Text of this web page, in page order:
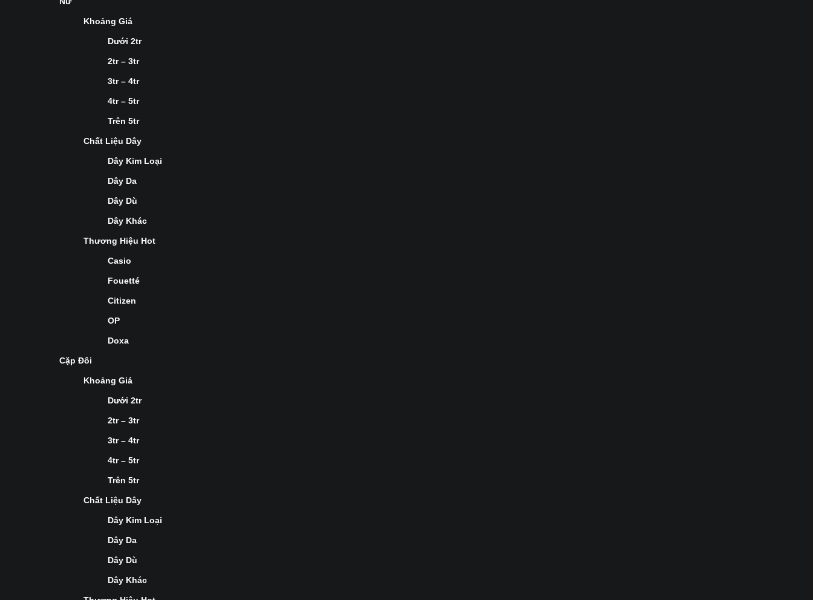
Khoảng Giá
Dưới 2tr
2tr – 3tr
3tr – 4tr
4tr – 5tr
Trên 5tr
Chất Liệu Dây
Dây Kim Loại
Dây Da
Dây Dù
Dây Khác
Thương Hiệu Hot
Casio
Fouetté
Citizen
OP
Doxa
Cặp Đôi
Khoảng Giá
Dưới 2tr
2tr – 3tr
3tr – 4tr
4tr – 5tr
Trên 5tr
Chất Liệu Dây
Dây Kim Loại
Dây Da
Dây Dù
Dây Khác